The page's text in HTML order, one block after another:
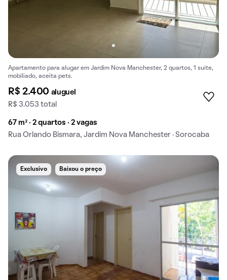
Apartamento para alugar em Jardim Nova Manchester, 2 quartos, 1 suíte,
mobiliado, aceita pets.
R$ 2.400 aluguel
R$ 3.053 total
67 m² · 2 quartos · 2 vagas
Rua Orlando Bismara, Jardim Nova Manchester · Sorocaba
Exclusivo Baixou o preço